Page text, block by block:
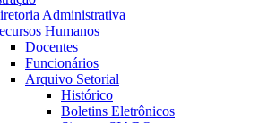
Administrativa
Humanos
Docentes
Funcionários
Arquivo Setorial
Histórico
Boletins Eletrônicos